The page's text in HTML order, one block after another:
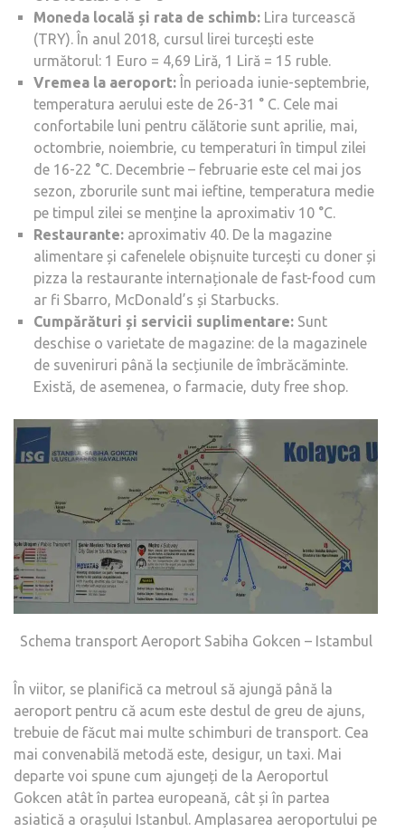
Moneda locală și rata de schimb: Lira turcească
(TRY). În anul 2018, cursul lirei turcești este
următorul: 1 Euro = 4,69 Liră, 1 Liră = 15 ruble.
Vremea la aeroport: În perioada iunie-septembrie,
temperatura aerului este de 26-31 ° С. Cele mai
confortabile luni pentru călătorie sunt aprilie, mai,
octombrie, noiembrie, cu temperaturi în timpul zilei
de 16-22 °C. Decembrie – februarie este cel mai jos
sezon, zborurile sunt mai ieftine, temperatura medie
pe timpul zilei se menține la aproximativ 10 °C.
Restaurante: aproximativ 40. De la magazine
alimentare și cafenelele obișnuite turcești cu doner și
pizza la restaurante internaționale de fast-food cum
ar fi Sbarro, McDonald’s și Starbucks.
Cumpărături și servicii suplimentare: Sunt
deschise o varietate de magazine: de la magazinele
de suveniruri până la secțiunile de îmbrăcăminte.
Există, de asemenea, o farmacie, duty free shop.
Schema transport Aeroport Sabiha Gokcen – Istambul
În viitor, se planifică ca metroul să ajungă până la
aeroport pentru că acum este destul de greu de ajuns,
trebuie de făcut mai multe schimburi de transport. Cea
mai convenabilă metodă este, desigur, un taxi. Mai
departe voi spune cum ajungeți de la Aeroportul
Gokcen atât în partea europeană, cât și în partea
asiatică a orașului Istanbul. Amplasarea aeroportului pe